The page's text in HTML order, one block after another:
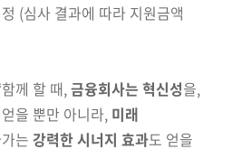
(심사 결과에 따라 지원금액
께 할 때, 금융회사는 혁신성을,
얻을 뿐만 아니라, 미래
는 강력한 시너지 효과도 얻을